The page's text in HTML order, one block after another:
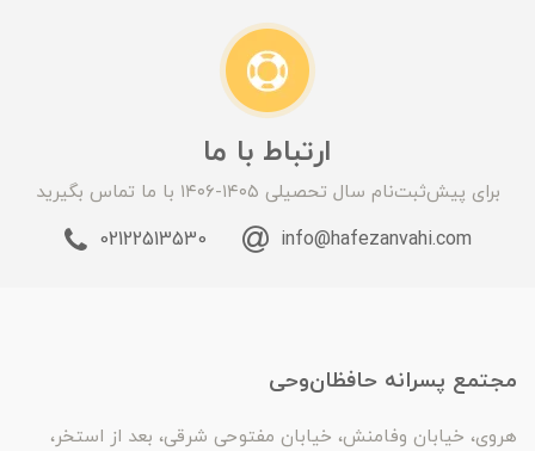
ارتباط با ما
برای پیش‌ثبت‌نام سال تحصیلی ۱۴۰۵-۱۴۰۶ با ما تماس بگیرید
info@hafezanvahi.com
02122513530
مجتمع پسرانه حافظان‌وحی
هروی، خیابان وفامنش، خیابان مفتوحی شرقی، بعد از استخر،